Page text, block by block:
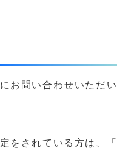
お問い合わせいただ
をされている方は、